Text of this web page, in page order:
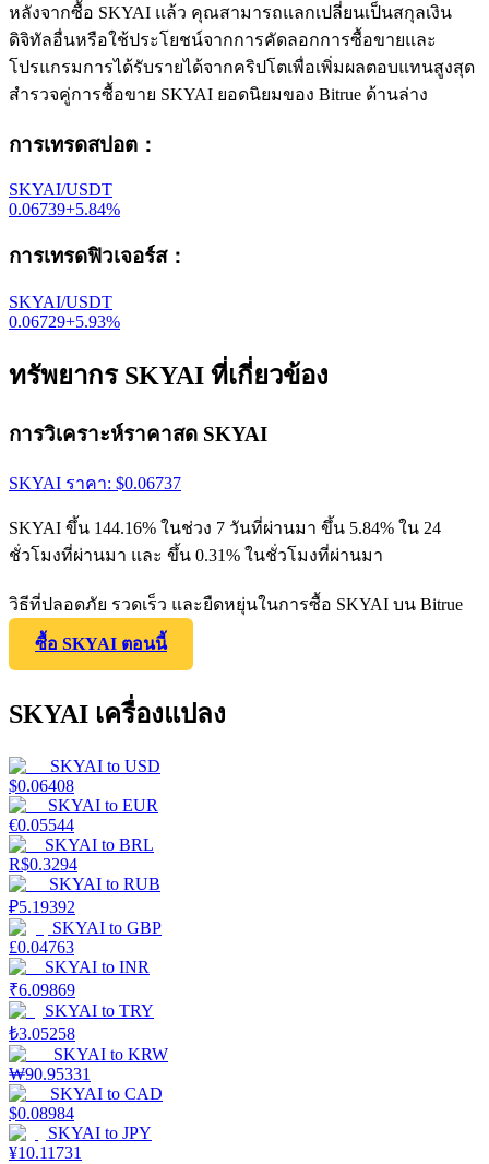
หลังจากซื้อ SKYAI แล้ว คุณสามารถแลกเปลี่ยนเป็นสกุลเงิน
ดิจิทัลอื่นหรือใช้ประโยชน์จากการคัดลอกการซื้อขายและ
โปรแกรมการได้รับรายได้จากคริปโตเพื่อเพิ่มผลตอบแทนสูงสุด
สำรวจคู่การซื้อขาย SKYAI ยอดนิยมของ Bitrue ด้านล่าง
การเทรดสปอต ：
SKYAI/USDT
0.06739+5.84%
การเทรดฟิวเจอร์ส：
SKYAI/USDT
0.06729+5.93%
ทรัพยากร SKYAI ที่เกี่ยวข้อง
การวิเคราะห์ราคาสด SKYAI
SKYAI ราคา: $0.06737
SKYAI ขึ้น 144.16% ในช่วง 7 วันที่ผ่านมา ขึ้น 5.84% ใน 24
ชั่วโมงที่ผ่านมา และ ขึ้น 0.31% ในชั่วโมงที่ผ่านมา
วิธีที่ปลอดภัย รวดเร็ว และยืดหยุ่นในการซื้อ SKYAI บน Bitrue
ซื้อ SKYAI ตอนนี้
SKYAI เครื่องแปลง
SKYAI to USD
$0.06408
SKYAI to EUR
€0.05544
SKYAI to BRL
R$0.3294
SKYAI to RUB
₽5.19392
SKYAI to GBP
£0.04763
SKYAI to INR
₹6.09869
SKYAI to TRY
₺3.05258
SKYAI to KRW
₩90.95331
SKYAI to CAD
$0.08984
SKYAI to JPY
¥10.11731